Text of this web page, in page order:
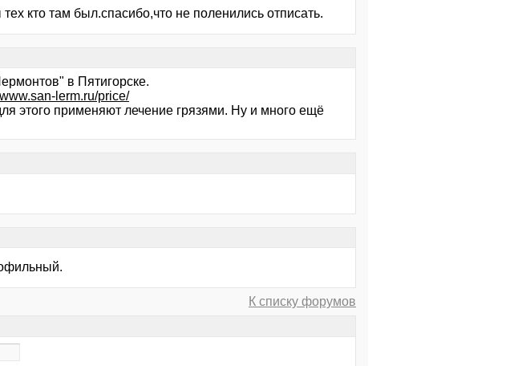
кто там был.спасибо,что не поленились отписать.
в Пятигорске.
lerm.ru/price/
этого применяют лечение грязями. Ну и много ещё
К списку форумов